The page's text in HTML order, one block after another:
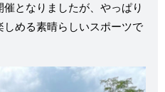
となりましたが、やっぱり
める素晴らしいスポーツで